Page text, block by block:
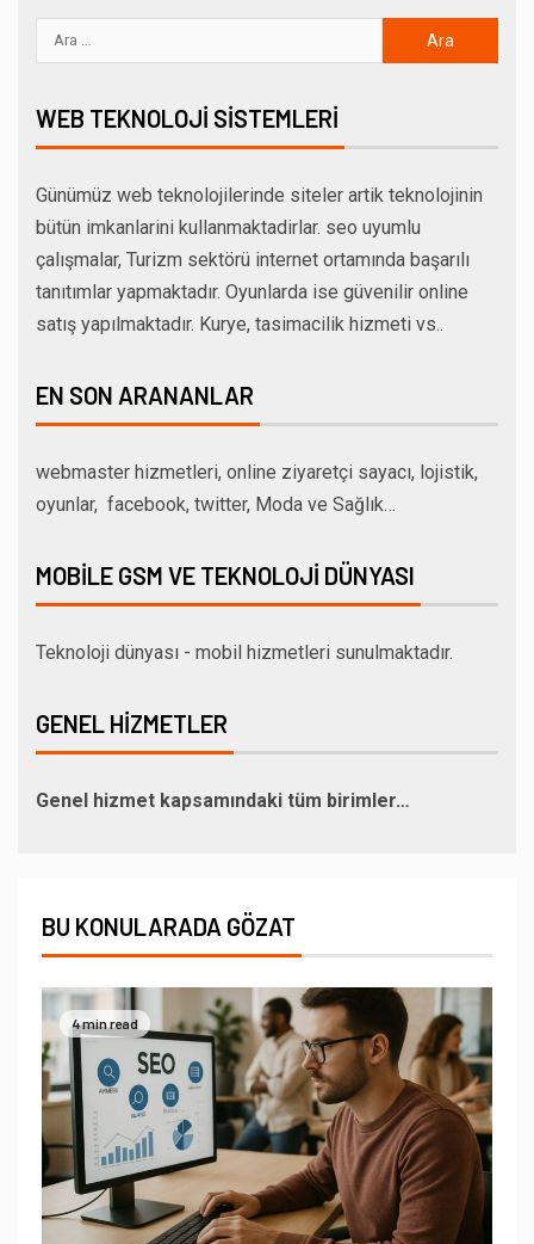
WEB TEKNOLOJI SISTEMLERI
Günümüz web teknolojilerinde siteler artik teknolojinin
bütün imkanlarini kullanmaktadirlar. seo uyumlu
çalışmalar, Turizm sektörü internet ortamında başarılı
tanıtımlar yapmaktadır. Oyunlarda ise güvenilir online
satış yapılmaktadır. Kurye, tasimacilik hizmeti vs..
EN SON ARANANLAR
webmaster hizmetleri, online ziyaretçi sayacı, lojistik,
oyunlar, facebook, twitter, Moda ve Sağlık…
MOBILE GSM VE TEKNOLOJI DÜNYASI
Teknoloji dünyası - mobil hizmetleri sunulmaktadır.
GENEL HIZMETLER
Genel hizmet kapsamındaki tüm birimler…
BU KONULARADA GÖZAT
4 min read